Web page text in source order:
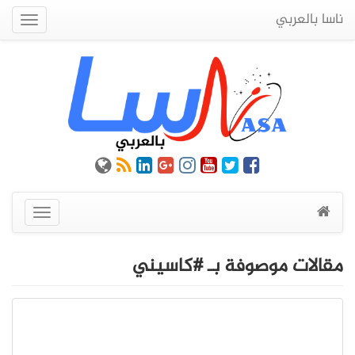
ناسا بالعربي
عرض
القائمة
مقالات موصوفة بـ #كاسيني